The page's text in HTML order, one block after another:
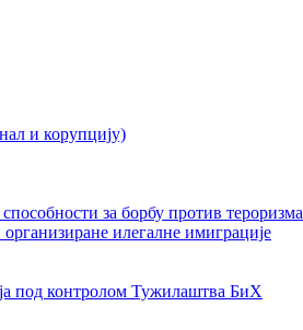
и корупцију)
за борбу против тероризма
илегалне имиграције
контролом Тужилаштва БиХ